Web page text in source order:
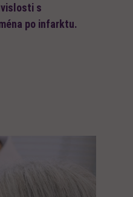
s
po infarktu.